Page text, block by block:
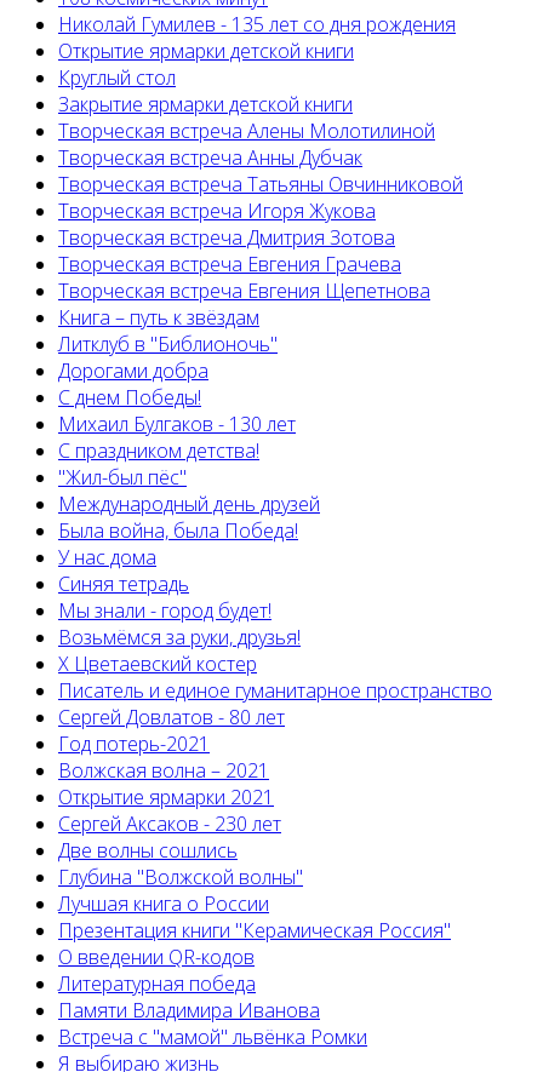
Николай Гумилев - 135 лет со дня рождения
Открытие ярмарки детской книги
Круглый стол
Закрытие ярмарки детской книги
Творческая встреча Алены Молотилиной
Творческая встреча Анны Дубчак
Творческая встреча Татьяны Овчинниковой
Творческая встреча Игоря Жукова
Творческая встреча Дмитрия Зотова
Творческая встреча Евгения Грачева
Творческая встреча Евгения Щепетнова
Книга – путь к звёздам
Литклуб в "Библионочь"
Дорогами добра
С днем Победы!
Михаил Булгаков - 130 лет
С праздником детства!
"Жил-был пёс"
Международный день друзей
Была война, была Победа!
У нас дома
Синяя тетрадь
Мы знали - город будет!
Возьмёмся за руки, друзья!
X Цветаевский костер
Писатель и единое гуманитарное пространство
Сергей Довлатов - 80 лет
Год потерь-2021
Волжская волна – 2021
Открытие ярмарки 2021
Сергей Аксаков - 230 лет
Две волны сошлись
Глубина "Волжской волны"
Лучшая книга о России
Презентация книги "Керамическая Россия"
О введении QR-кодов
Литературная победа
Памяти Владимира Иванова
Встреча с "мамой" львёнка Ромки
Я выбираю жизнь